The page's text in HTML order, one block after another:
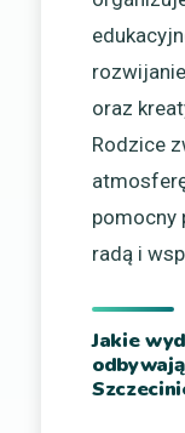
oraz
Rodzice
pomocny
radą i
Jakie